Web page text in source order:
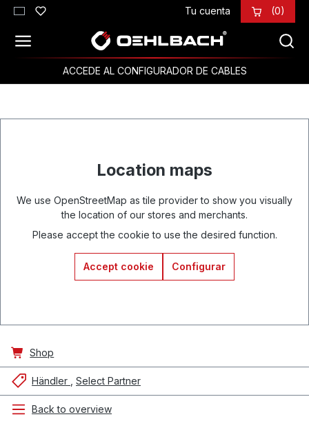
Saltar al contenido principal Tu cuenta (0)
ACCEDE AL CONFIGURADOR DE CABLES
Location maps
We use OpenStreetMap as tile provider to show you visually
the location of our stores and merchants.
Please accept the cookie to use the desired function.
Accept cookie Configurar
Shop
Händler Select Partner
Back to overview